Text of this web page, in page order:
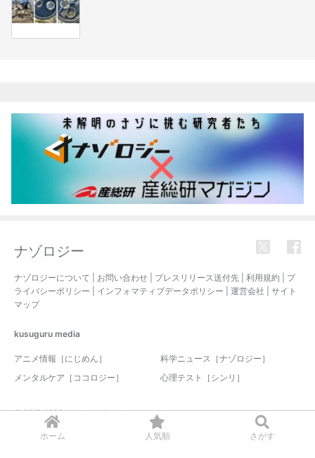
ホーム 人気順 さがす
ナゾロジー
ナゾロジーについて お問い合わせ プレスリリース送付先 利用規約
プ
ライバシーポリシー
インフォマティブデータポリシー 運営会社
サイト
マップ
kusuguru media
アニメ情報［にじめん］
科学ニュース［ナゾロジー］
メンタルケア［ココロジー］
心理テスト［シンリ］
© 2017-2026 nazology. all rights reserved.